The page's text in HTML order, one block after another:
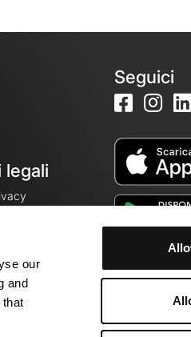
our
and
legali
Seguici